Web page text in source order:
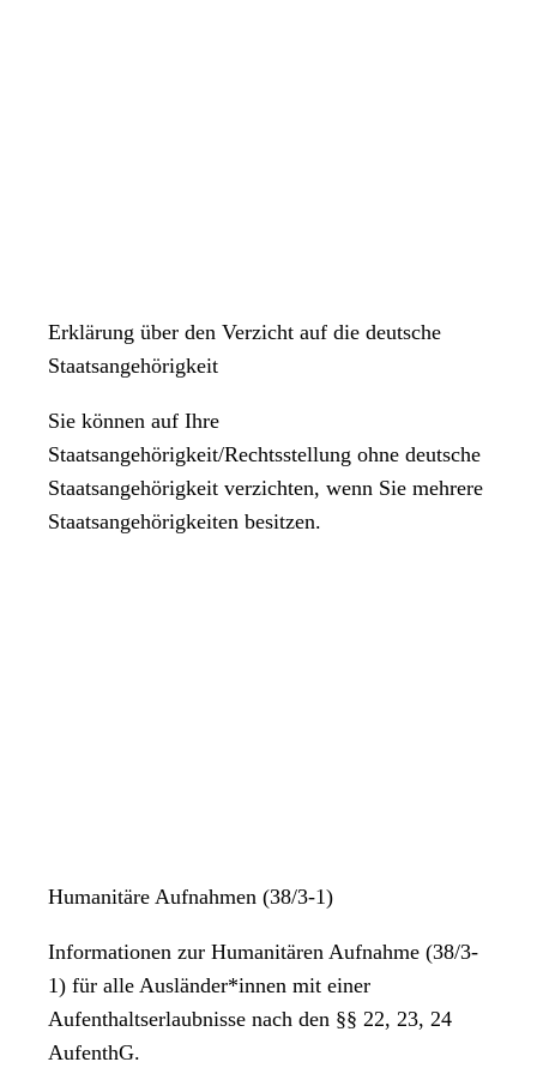
Erklärung über den Verzicht auf die deutsche
Staatsangehörigkeit
Sie können auf Ihre
Staatsangehörigkeit/Rechtsstellung ohne deutsche
Staatsangehörigkeit verzichten, wenn Sie mehrere
Staatsangehörigkeiten besitzen.
Humanitäre Aufnahmen (38/3-1)
Informationen zur Humanitären Aufnahme (38/3-
1) für alle Ausländer*innen mit einer
Aufenthaltserlaubnisse nach den §§ 22, 23, 24
AufenthG.